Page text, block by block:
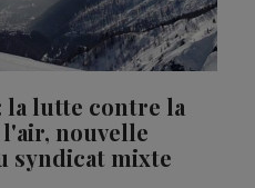
la lutte contre la
nouvelle
syndicat mixte